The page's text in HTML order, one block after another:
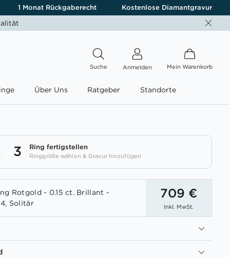
1 Monat Rückgaberecht Kostenlose Diamantgravur
Suche Anmelden Mein Warenkorb
Über Uns Ratgeber Standorte
3 Ring fertigstellen
Ringgröße wählen & Gravur hinzufügen
Rotgold - 0.15 ct. Brillant -
Solitär
709 €
Inkl. MwSt.